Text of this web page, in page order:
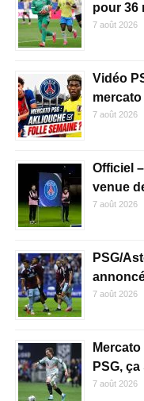
pour 36
7 août 2026
Vidéo
7 août 2026
Officiel
venue
7 août 2026
PSG/
7 août 2026
PSG,
7 août 2026